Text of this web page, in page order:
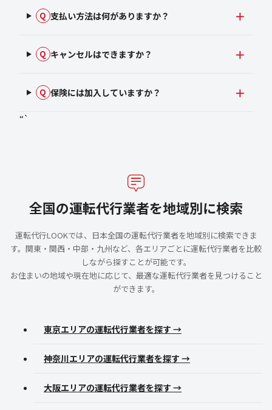
Q 支払い方法は何がありますか？
Q キャンセルはできますか？
Q 保険には加入していますか？
“`
全国の運転代行業者を地域別に検索
運転代行LOOKでは、日本全国の運転代行業者を地域別に検索できま
す。関東・関西・中部・九州など、各エリアごとに運転代行業者を比較
しながら探すことが可能です。
お住まいの地域や現在地に応じて、最適な運転代行業者を見つけること
ができます。
東京エリアの運転代行業者を探す →
神奈川エリアの運転代行業者を探す →
大阪エリアの運転代行業者を探す →